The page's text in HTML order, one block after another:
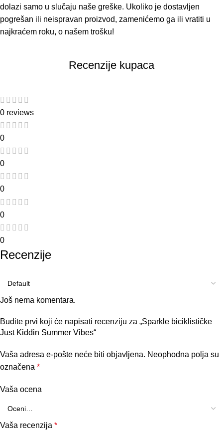
dolazi samo u slučaju naše greške. Ukoliko je dostavljen
pogrešan ili neispravan proizvod, zamenićemo ga ili vratiti u
najkraćem roku, o našem trošku!
Recenzije kupaca
0 reviews
0
0
0
0
0
Recenzije
Još nema komentara.
Budite prvi koji će napisati recenziju za „Sparkle biciklističke
Just Kiddin Summer Vibes“
Vaša adresa e-pošte neće biti objavljena. Neophodna polja su
označena *
Vaša ocena
Vaša recenzija *